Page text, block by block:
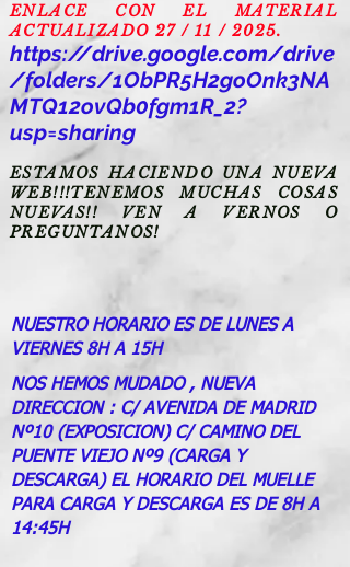
ENLACE CON EL MATERIAL
ACTUALIZADO 27 / 11 / 2025.
https://drive.google.com/drive
/folders/1ObPR5H2goOnk3NA
MTQ12ovQb0fgm1R_2?
usp=sharing
ESTAMOS HACIENDO UNA NUEVA
WEB!!!TENEMOS MUCHAS COSAS
NUEVAS!! VEN A VERNOS O
PREGUNTANOS!
NUESTRO HORARIO ES DE LUNES A
VIERNES 8H A 15H
NOS HEMOS MUDADO , NUEVA
DIRECCION : C/ AVENIDA DE MADRID
Nº10 (EXPOSICION) C/ CAMINO DEL
PUENTE VIEJO Nº9 (CARGA Y
DESCARGA) EL HORARIO DEL MUELLE
PARA CARGA Y DESCARGA ES DE 8H A
14:45H